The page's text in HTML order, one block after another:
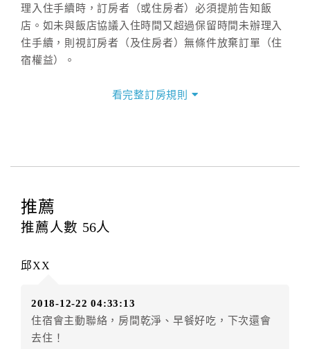
理入住手續時，訂房者（或住房者）必須提前告知飯
店。如未與飯店協議入住時間又超過保留時間未辦理入
住手續，則視訂房者（及住房者）無條件放棄訂單（住
宿權益）。
四、訂單異動
提出申辦不得異動訂單。
每筆訂單異動限定
辦理取消退款。
房者應補足差額。（限原訂飯店）
房者不得要求退其差額。（限原訂飯店）
五、保留住宿權益(保留住房)
看完整訂房規則
推薦
推薦人數 56人
邱XX
2018-12-22 04:33:13
住宿會主動聯絡，房間乾淨、早餐好吃，下次還會
去住！